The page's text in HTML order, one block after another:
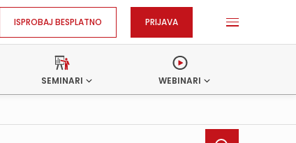
ISPROBAJ BESPLATNO PRIJAVA
SEMINARI WEBINARI